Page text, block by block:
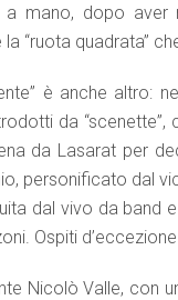
a mano, dopo
la “ruota quadrata”
è anche altro:
da
da Lasarat per
personificato dal
dal vivo da band
Ospiti d’eccezione
Nicolò Valle, con